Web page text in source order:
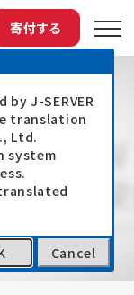
寄付する
J-SERVER
translation
Ltd.
system
Cancel